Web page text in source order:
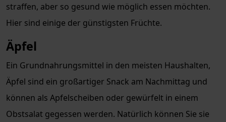
straffen, aber so gesund wie möglich essen möchten.
Hier sind einige der günstigsten Früchte.
Äpfel
Ein Grundnahrungsmittel in den meisten Haushalten,
Äpfel sind ein großartiger Snack am Nachmittag und
können als Apfelscheiben oder gewürfelt in einem
Obstsalat gegessen werden. Natürlich können Sie sie